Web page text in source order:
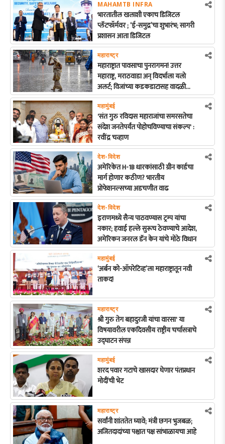
MAHAMTB INFRA
भारतातील खलाशी एकाच डिजिटल
प्लॅटफॉर्मवर ; ‘ई-समुद्र’चा शुभारंभ; सागरी
प्रशासन आता डिजिटल
महाराष्ट्र
महाराष्ट्रात पावसाचा पुनरागमन! उत्तर
महाराष्ट्र, मराठवाडा अन् विदर्भाला यलो
अलर्ट; विजांच्या कडकडाटासह वादळी
पावसाची शक्यता
महामुंबई
'संत गुरु रविदास महाराजांचा समरसतेचा
संदेश जनतेपर्यंत पोहोचविण्याचा संकल्प' :
रवींद्र चव्हाण
देश-विदेश
अमेरिकेत H-1B धारकांसाठी ग्रीन कार्डचा
मार्ग होणार कठीण? भारतीय
प्रोफेशनल्सच्या अडचणीत वाढ
देश-विदेश
इराणमध्ये सैन्य पाठवण्यास ट्रम्प यांचा
नकार; हवाई हल्ले सुरूच ठेवण्याचे आदेश,
अमेरिकन जनरल डॅन केन यांचे मोठे विधान
महामुंबई
‘अर्बन को-ऑपरेटिव्ह’ला महाराष्ट्रातून नवी
ताकद!
महाराष्ट्र
श्री गुरु तेग बहादुरजी यांचा वारसा' या
विषयावरील एकदिवसीय राष्ट्रीय चर्चासत्राचे
उद्घाटन संपन्न
महामुंबई
शरद पवार गटाचे खासदार घेणार पंतप्रधान
मोदींची भेट
महाराष्ट्र
सर्वांनी शांततेत घ्यावे; मंत्री छगन भुजबळ;
अजितदादांच्या पश्चात पक्ष सांभाळायचा आहे